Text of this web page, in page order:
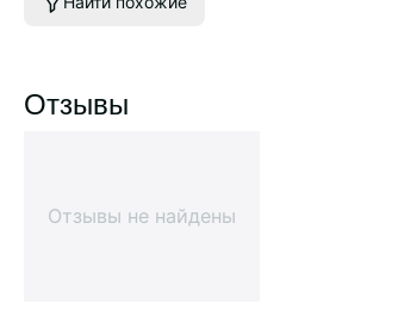
Отзывы
Отзывы не найдены